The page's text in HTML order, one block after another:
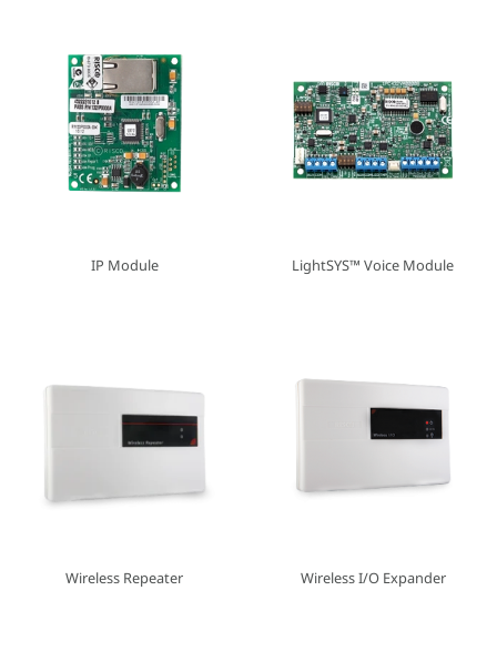
IP Module LightSYS™ Voice Module
Wireless Repeater Wireless I/O Expander